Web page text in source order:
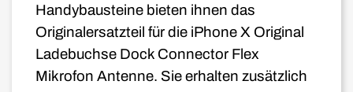
Handybausteine bieten ihnen das
Originalersatzteil für die iPhone X Original
Ladebuchse Dock Connector Flex
Mikrofon Antenne. Sie erhalten zusätzlich